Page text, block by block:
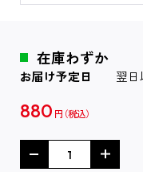
在庫わずか
お届け予定日 翌
880 円